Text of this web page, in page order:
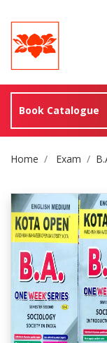
Book Catalogue
Site
Home Exam